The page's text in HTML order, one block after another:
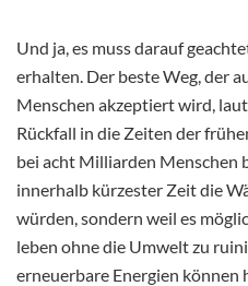
Und ja, es muss darauf
erhalten. Der beste Weg, der
Menschen akzeptiert wird,
Rückfall in die Zeiten der
bei acht Milliarden Menschen
innerhalb kürzester Zeit die
würden, sondern weil es
leben ohne die Umwelt zu
erneuerbare Energien können